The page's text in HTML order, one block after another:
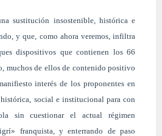
sustitución insostenible, histórica e
y que, como ahora veremos, infiltra
dispositivos que contienen los 66
muchos de ellos de contenido positivo
interés de los proponentes en
social e institucional para con
sin cuestionar el actual régimen
franquista, y enterrando de paso